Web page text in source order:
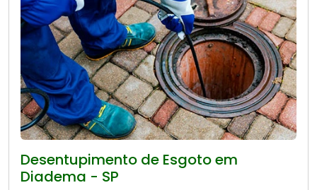
Desentupimento de Esgoto em
Diadema - SP